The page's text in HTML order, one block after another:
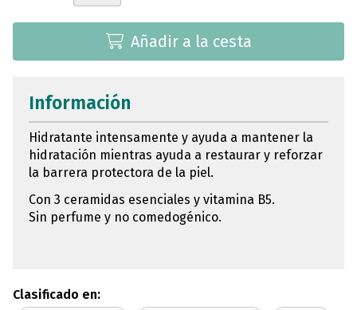
Añadir a la cesta
Información
Hidratante intensamente y ayuda a mantener la
hidratación mientras ayuda a restaurar y reforzar
la barrera protectora de la piel.
Con 3 ceramidas esenciales y vitamina B5.
Sin perfume y no comedogénico.
Clasificado en: